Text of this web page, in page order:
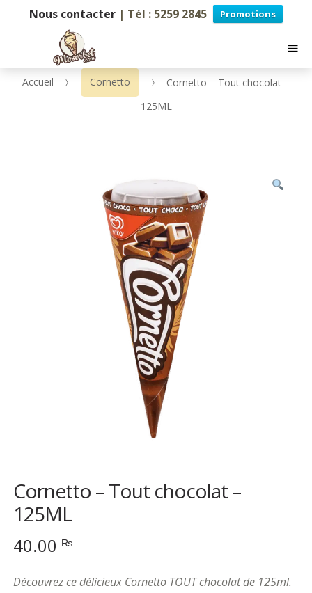
Nous contacter | Tél : 5259 2845 Promotions
Accueil Cornetto
Cornetto – Tout chocolat –
125ML
Cornetto – Tout chocolat –
125ML
40.00 ₨
Découvrez ce délicieux Cornetto TOUT chocolat de 125ml.